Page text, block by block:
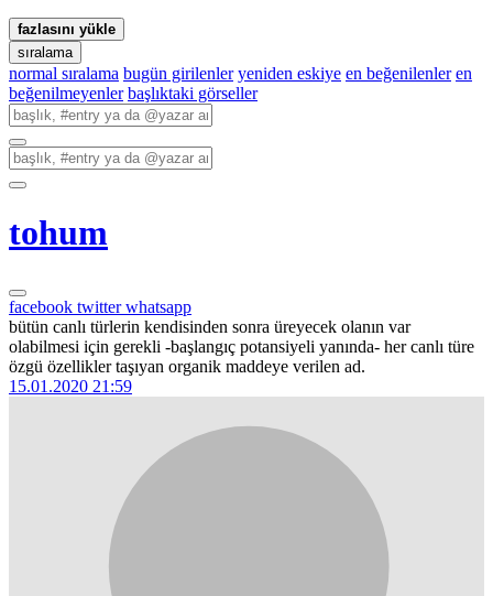
fazlasını yükle
sıralama
normal sıralama bugün girilenler yeniden eskiye en beğenilenler en
beğenilmeyenler başlıktaki görseller
tohum
facebook twitterwhatsapp
bütün canlı türlerin kendisinden sonra üreyecek olanın var
olabilmesi için gerekli -başlangıç potansiyeli yanında- her canlı türe
özgü özellikler taşıyan organik maddeye verilen ad.
15.01.2020 21:59